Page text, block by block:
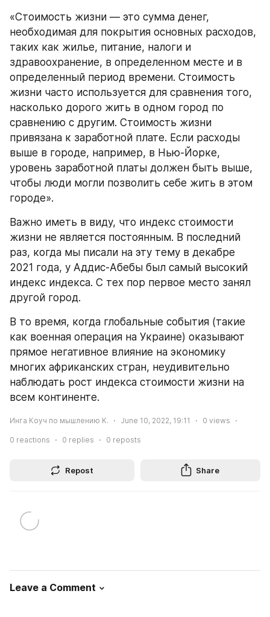
«Стоимость жизни — это сумма денег,
необходимая для покрытия основных расходов,
таких как жилье, питание, налоги и
здравоохранение, в определенном месте и в
определенный период времени. Стоимость
жизни часто используется для сравнения того,
насколько дорого жить в одном город по
сравнению с другим. Стоимость жизни
привязана к заработной плате. Если расходы
выше в городе, например, в Нью-Йорке,
уровень заработной платы должен быть выше,
чтобы люди могли позволить себе жить в этом
городе».
Важно иметь в виду, что индекс стоимости
жизни не является постоянным. В последний
раз, когда мы писали на эту тему в декабре
2021 года, у Аддис-Абебы был самый высокий
индекс индекса. С тех пор первое место занял
другой город.
В то время, когда глобальные события (такие
как военная операция на Украине) оказывают
прямое негативное влияние на экономику
многих африканских стран, неудивительно
наблюдать рост индекса стоимости жизни на
всем континенте.
Инга Коуч по мышлению K. June 10, 2022, 19:11 0 views
0 reactions 0 replies 0 reposts
Repost Share
Leave a Comment